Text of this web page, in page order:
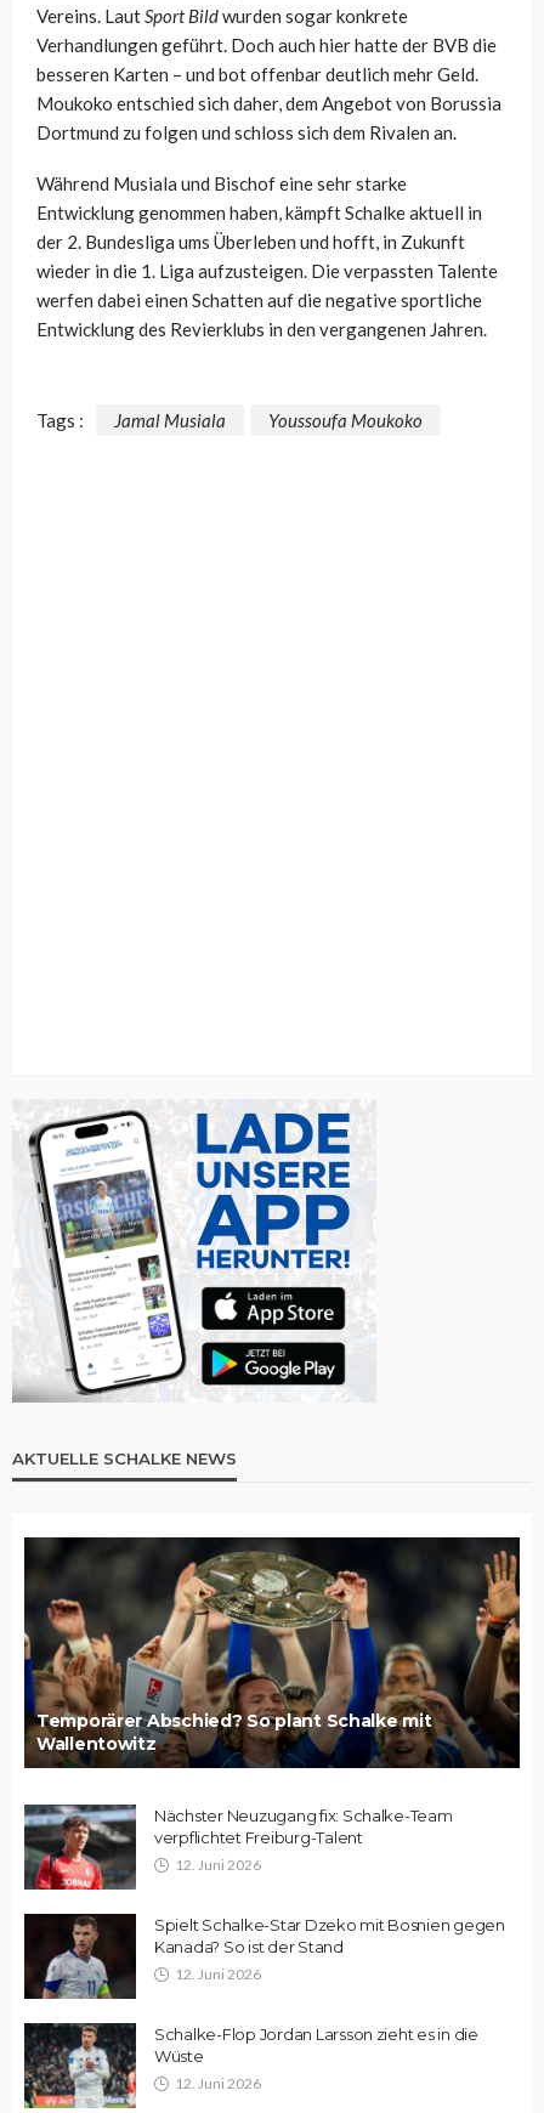
Vereins. LautSport Bildwurden sogar konkrete
Verhandlungen geführt. Doch auch hier hatte der BVB die
besseren Karten – und bot offenbar deutlich mehr Geld.
Moukoko entschied sich daher, dem Angebot von Borussia
Dortmund zu folgen und schloss sich dem Rivalen an.
Während Musiala und Bischof eine sehr starke
Entwicklung genommen haben, kämpft Schalke aktuell in
der 2. Bundesliga ums Überleben und hofft, in Zukunft
wieder in die 1. Liga aufzusteigen. Die verpassten Talente
werfen dabei einen Schatten auf die negative sportliche
Entwicklung des Revierklubs in den vergangenen Jahren.
Tags : Jamal Musiala Youssoufa Moukoko
AKTUELLE SCHALKE NEWS
Temporärer Abschied? So plant Schalke mit
Wallentowitz
Nächster Neuzugang fix: Schalke-Team
verpflichtet Freiburg-Talent
12. Juni 2026
Spielt Schalke-Star Dzeko mit Bosnien gegen
Kanada? So ist der Stand
12. Juni 2026
Schalke-Flop Jordan Larsson zieht es in die
Wüste
12. Juni 2026